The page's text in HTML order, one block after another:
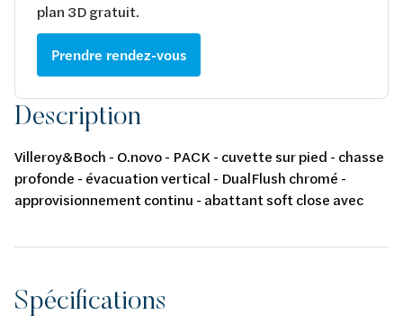
plan 3D gratuit.
Prendre rendez-vous
Description
Villeroy&Boch - O.novo - PACK - cuvette sur pied - chasse
profonde - évacuation vertical - DualFlush chromé -
approvisionnement continu - abattant soft close avec
Spécifications